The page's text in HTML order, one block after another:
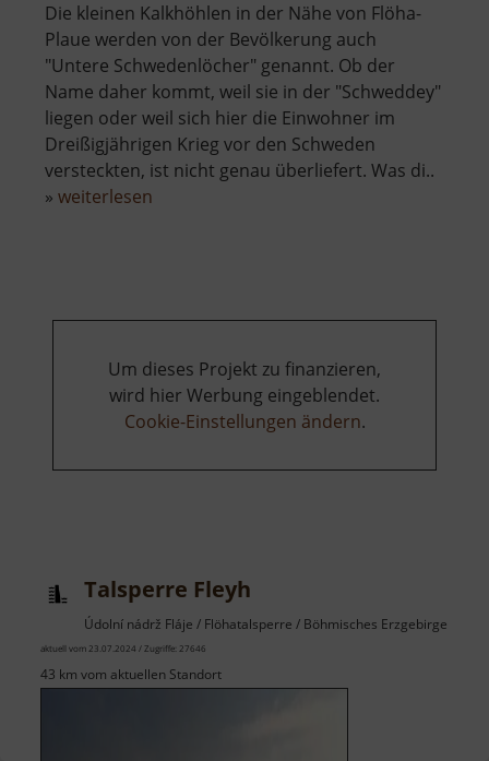
Die kleinen Kalkhöhlen in der Nähe von Flöha-
Plaue werden von der Bevölkerung auch
"Untere Schwedenlöcher" genannt. Ob der
Name daher kommt, weil sie in der "Schweddey"
liegen oder weil sich hier die Einwohner im
Dreißigjährigen Krieg vor den Schweden
versteckten, ist nicht genau überliefert. Was di..
» weiterlesen
Um dieses Projekt zu finanzieren,
wird hier Werbung eingeblendet.
Cookie-Einstellungen ändern.
Talsperre Fleyh
Údolní nádrž Fláje / Flöhatalsperre / Böhmisches Erzgebirge
aktuell vom 23.07.2024 / Zugriffe: 27646
43 km vom aktuellen Standort